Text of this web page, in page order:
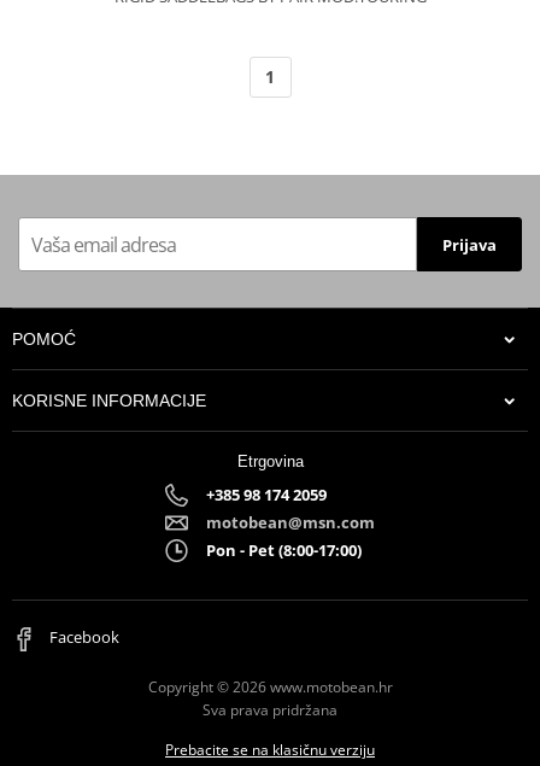
1
Prijava
POMOĆ
KORISNE INFORMACIJE
Etrgovina
+385 98 174 2059
motobean@msn.com
Pon - Pet (8:00-17:00)
Facebook
Copyright © 2026 www.motobean.hr
Sva prava pridržana
Prebacite se na klasičnu verziju